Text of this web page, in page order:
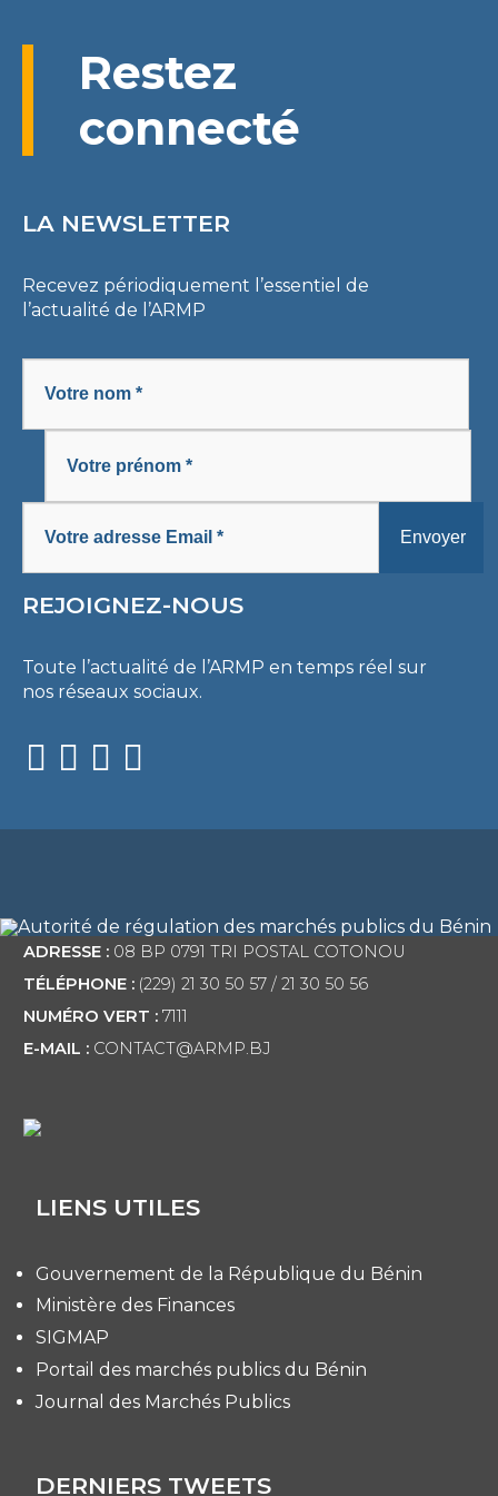
Restez
connecté
LA NEWSLETTER
Recevez périodiquement l’essentiel de
l’actualité de l’ARMP
REJOIGNEZ-NOUS
Toute l’actualité de l’ARMP en temps réel sur
nos réseaux sociaux.
ADRESSE :08 BP 0791 TRI POSTAL COTONOU
TÉLÉPHONE :(229) 21 30 50 57 / 21 30 50 56
NUMÉRO VERT :7111
E-MAIL :CONTACT@ARMP.BJ
LIENS UTILES
Gouvernement de la République du Bénin
Ministère des Finances
SIGMAP
Portail des marchés publics du Bénin
Journal des Marchés Publics
DERNIERS TWEETS